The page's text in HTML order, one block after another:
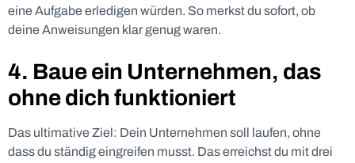
eine Aufgabe erledigen würden. So merkst du sofort, ob
deine Anweisungen klar genug waren.
4. Baue ein Unternehmen, das
ohne dich funktioniert
Das ultimative Ziel: Dein Unternehmen soll laufen, ohne
dass du ständig eingreifen musst. Das erreichst du mit drei